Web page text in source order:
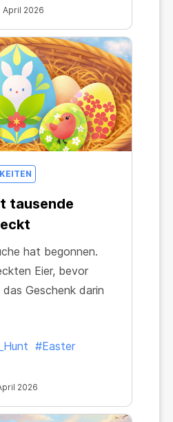
April 2026
tausende
hat begonnen.
Eier, bevor
Geschenk darin
#Easter
2026